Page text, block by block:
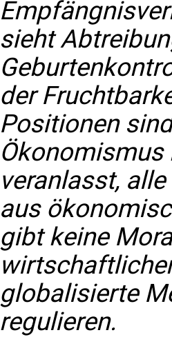
sieht
der
Positionen
veranlasst,
aus
gibt keine
globalisierte
regulieren.